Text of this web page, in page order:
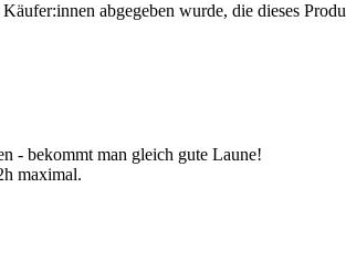
abgegeben wurde, die dieses
- bekommt man gleich gute Laune!
maximal.